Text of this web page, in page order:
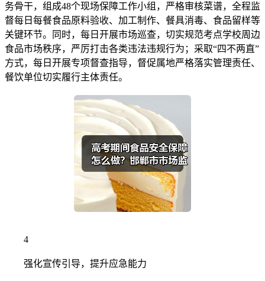
务骨干，组成48个现场保障工作小组，严格审核菜谱，全程监
督每日每餐食品原料验收、加工制作、餐具消毒、食品留样等
关键环节。同时，每日开展市场巡查，切实规范考点学校周边
食品市场秩序，严厉打击各类违法违规行为；采取“四不两直”
方式，每日开展专项督查指导，督促属地严格落实管理责任、
餐饮单位切实履行主体责任。
4
强化宣传引导，提升应急能力